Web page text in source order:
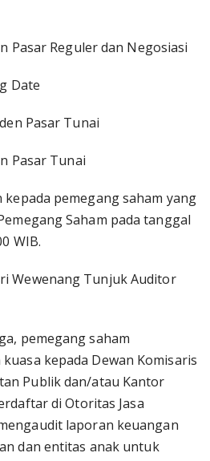
Pasar Reguler dan Negosiasi
Date
Pasar Tunai
Pasar Tunai
pemegang saham yang
Saham pada tanggal
WIB.
Wewenang Tunjuk Auditor
pemegang saham
kepada Dewan Komisaris
Publik dan/atau Kantor
di Otoritas Jasa
laporan keuangan
dan entitas anak untuk